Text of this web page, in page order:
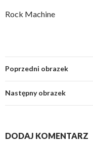
Rock Machine
Poprzedni obrazek
Następny obrazek
DODAJ KOMENTARZ